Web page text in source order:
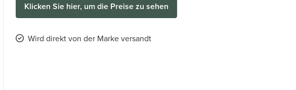
Klicken Sie hier, um die Preise zu sehen
Wird direkt von der Marke versandt